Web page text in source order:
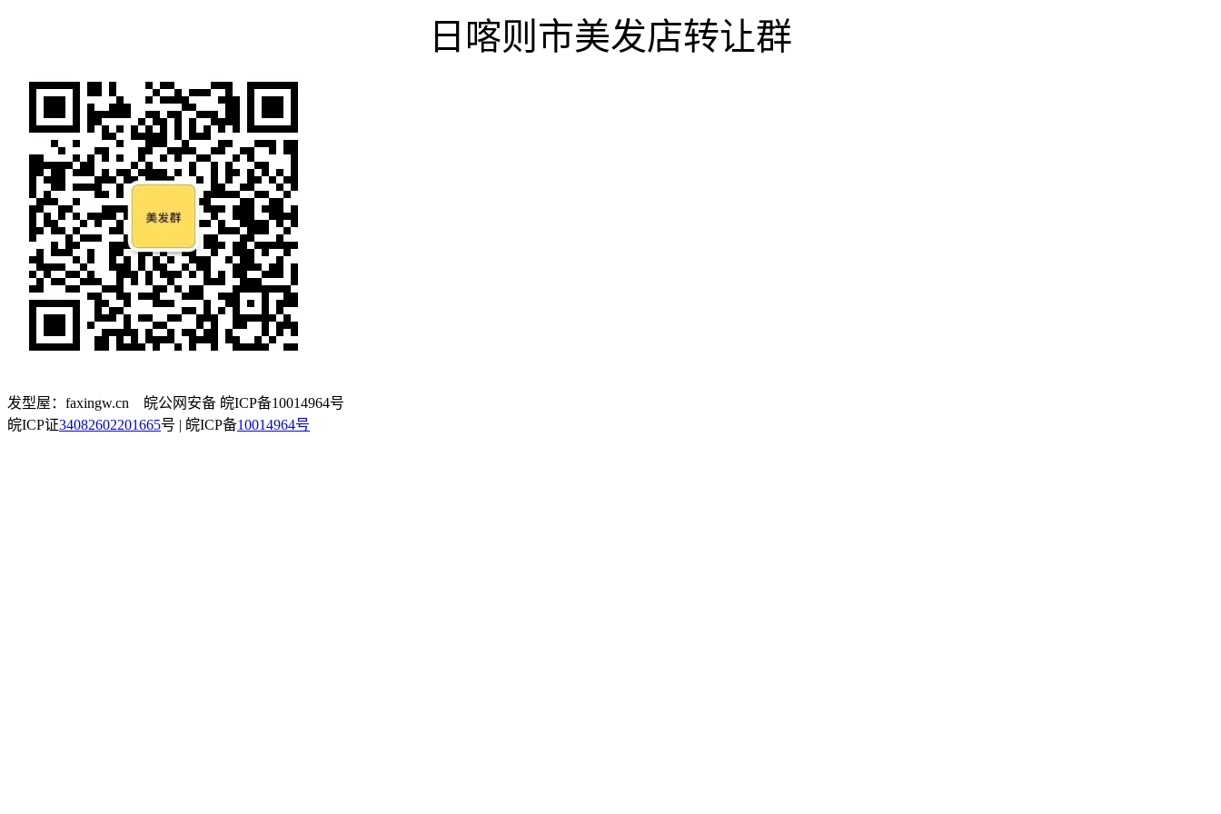
日喀则市美发店转让群
发型屋：faxingw.cn 皖公网安备 皖ICP备10014964号
皖ICP证34082602201665号 | 皖ICP备10014964号